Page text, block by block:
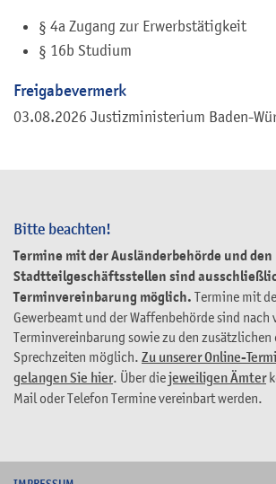
Bitte beachten!
Termine mit der Ausländerbehörde und den
Stadtteilgeschäftsstellen sind
Terminvereinbarung möglich. Termine mit
Gewerbeamt und der Waffenbehörde sind nach
Terminvereinbarung sowie zu den zusätzlichen
Sprechzeiten möglich. Zu unserer Online-
gelangen Sie hier. Über diejeweiligen Ämter
Mail oder Telefon Termine vereinbart werden.
§ 4a Zugang zur Erwerbstätigkeit
§ 16b Studium
Freigabevermerk
03.08.2026 Justizministerium Baden-